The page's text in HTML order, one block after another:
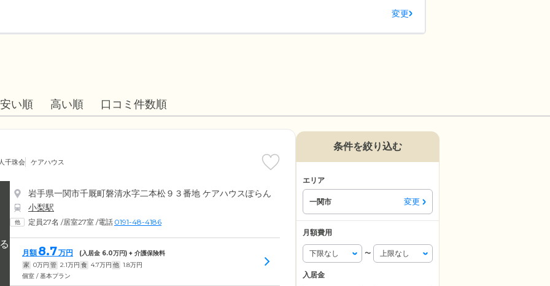
変更
安い順 高い順 口コミ件数順
千珠会 ケアハウス
岩手県一関市千厩町磐清水字二本松９３番地 ケアハウスぽらん
小梨駅
定員27名 /居室27室 /電話 0191-48-4186
月額 8.7万円 (入居金 6.0万円) + 介護保険料
家 0万円 管 2.1万円 食 4.7万円 他 1.8万円
個室 / 基本プラン
条件を絞り込む
エリア
一関市 変更
月額費用
〜
入居金